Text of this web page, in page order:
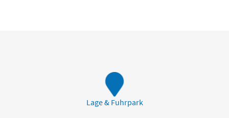
Lage & Fuhrpark